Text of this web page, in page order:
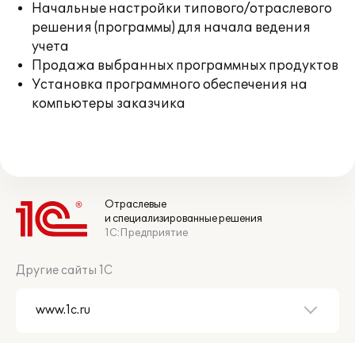
Начальные настройки типового/отраслевого
решения (программы) для начала ведения
учета
Продажа выбранных программных продуктов
Установка программного обеспечения на
компьютеры заказчика
Отраслевые
и специализированные решения
1С:Предприятие
Другие сайты 1С